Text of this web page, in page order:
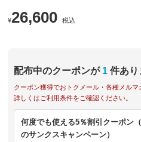
¥26,600 税込
配布中のクーポンが 1 件あり
クーポン獲得でおトクメール・各種メルマ
詳しくはご利用条件をご確認ください。
何度でも使える5％割引クーポン
のサンクスキャンペーン）